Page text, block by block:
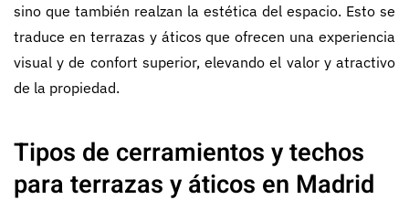
sino que también realzan la estética del espacio. Esto se
traduce en terrazas y áticos que ofrecen una experiencia
visual y de confort superior, elevando el valor y atractivo
de la propiedad.
Tipos de cerramientos y techos
para terrazas y áticos en Madrid